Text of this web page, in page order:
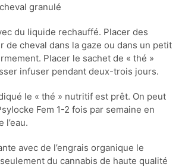
granulé
du liquide rechauffé. Placer des
de cheval dans la gaze ou dans un petit
Placer le sachet de « thé »
infuser pendant deux-trois jours.
le « thé » nutritif est prêt. On peut
Fem 1-2 fois par semaine en
l’eau.
avec de l’engrais organique le
du cannabis de haute qualité